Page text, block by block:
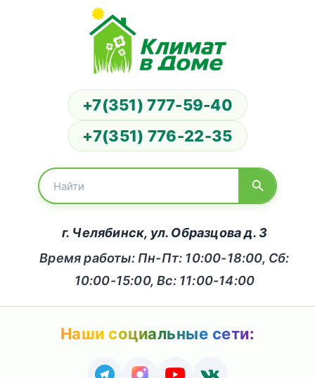
+7(351) 777-59-40
+7(351) 776-22-35
г. Челябинск, ул. Образцова д. 3
Время работы: Пн-Пт: 10:00-18:00, Сб:
10:00-15:00, Вс: 11:00-14:00
Наши социальные сети: